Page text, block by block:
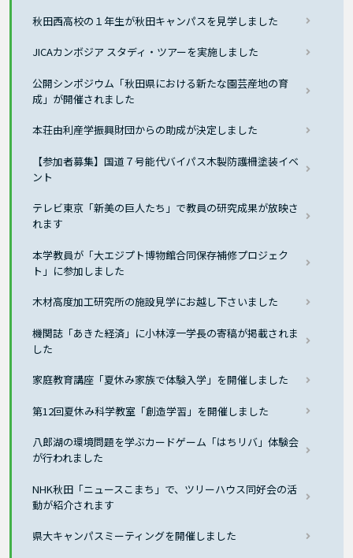
秋田西高校の１年生が秋田キャンパスを見学しました
JICAカンボジア スタディ・ツアーを実施しました
公開シンポジウム「秋田県における新たな園芸産地の育
成」が開催されました
本荘由利産学振興財団からの助成が決定しました
【参加者募集】国道７号能代バイパス木製防護柵塗装イベ
ント
テレビ東京「新美の巨人たち」で教員の研究成果が放映さ
れます
本学教員が「大エジプト博物館合同保存補修プロジェク
ト」に参加しました
木材高度加工研究所の施設見学にお越し下さいました
機関誌「あきた経済」に小林淳一学長の寄稿が掲載されま
した
家庭教育講座「夏休み家族で体験入学」を開催しました
第12回夏休み科学教室「創造学習」を開催しました
八郎湖の環境問題を学ぶカードゲーム「はちリバ」体験会
が行われました
NHK秋田「ニュースこまち」で、ツリーハウス同好会の活
動が紹介されます
県大キャンパスミーティングを開催しました